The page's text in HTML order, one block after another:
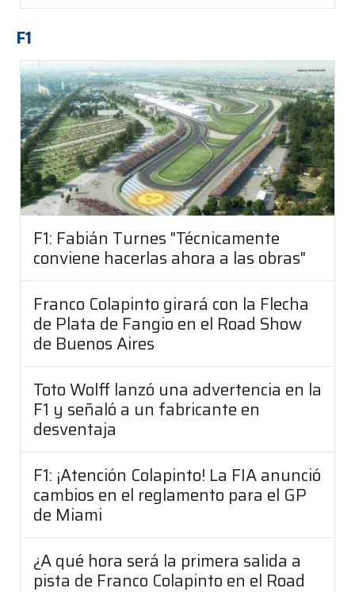
F1
F1: Fabián Turnes "Técnicamente
conviene hacerlas ahora a las obras"
Franco Colapinto girará con la Flecha
de Plata de Fangio en el Road Show
de Buenos Aires
Toto Wolff lanzó una advertencia en la
F1 y señaló a un fabricante en
desventaja
F1: ¡Atención Colapinto! La FIA anunció
cambios en el reglamento para el GP
de Miami
¿A qué hora será la primera salida a
pista de Franco Colapinto en el Road